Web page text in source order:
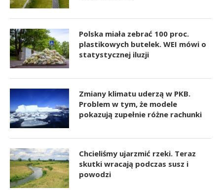
Polska miała zebrać 100 proc.
plastikowych butelek. WEI mówi o
statystycznej iluzji
Zmiany klimatu uderzą w PKB.
Problem w tym, że modele
pokazują zupełnie różne rachunki
Chcieliśmy ujarzmić rzeki. Teraz
skutki wracają podczas susz i
powodzi